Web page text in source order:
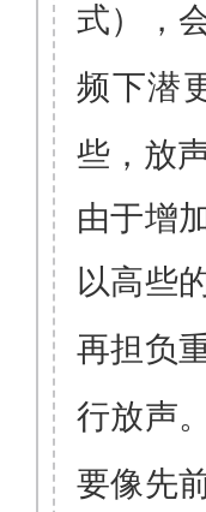
式），
频下潜
些，放
由于增
以高些
再担负
行放声
要像先